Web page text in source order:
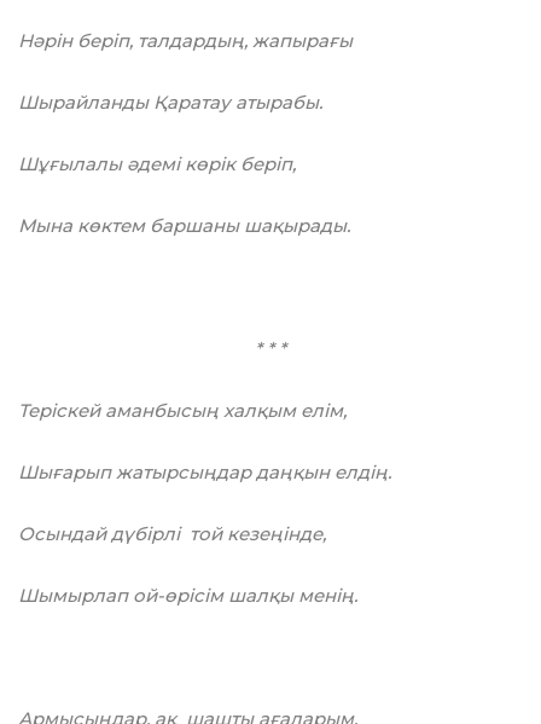
Нәрін беріп, талдардың, жапырағы
Шырайланды Қаратау атырабы.
Шұғылалы әдемі көрік бepiп,
Мына көктем баршаны шақырады.
* * *
Теріскей аманбысың халқым елім,
Шығарып жатырсыңдар даңқын елдің.
Осындай дүбірлі той кезеңінде,
Шымырлап ой-өpiciм шалқы менің.
Армысыңдар, ақ шашты ағаларым,